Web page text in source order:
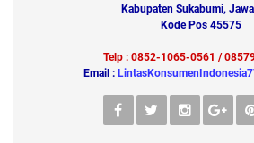
Kabupaten Sukabumi,
Kode Pos 45575
Telp : 0852-1065-0561 /
Email :